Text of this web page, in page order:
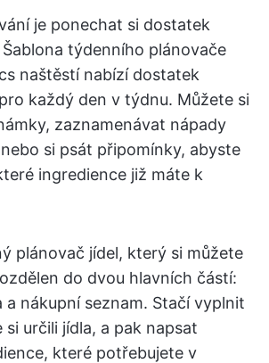
je ponechat si dostatek
týdenního plánovače
naštěstí nabízí dostatek
každý den v týdnu. Můžete si
zaznamenávat nápady
si psát připomínky, abyste
ingredience již máte k
plánovač jídel, který si můžete
do dvou hlavních částí:
a nákupní seznam. Stačí vyplnit
určili jídla, a pak napsat
které potřebujete v